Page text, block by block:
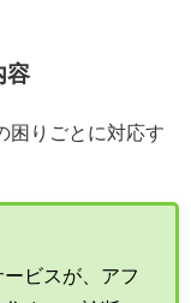
容
困りごとに対応す
ビスが、アフ